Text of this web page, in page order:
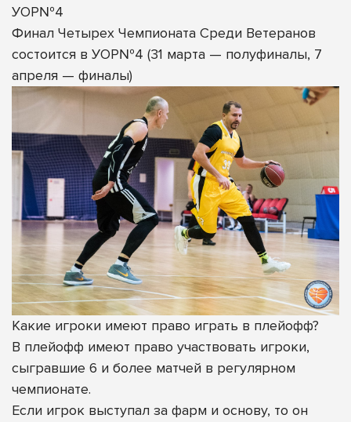
УОР№4
Финал Четырех Чемпионата Среди Ветеранов
состоится в УОР№4 (31 марта — полуфиналы, 7
апреля — финалы)
Какие игроки имеют право играть в плейофф?
В плейофф имеют право участвовать игроки,
сыгравшие 6 и более матчей в регулярном
чемпионате.
Если игрок выступал за фарм и основу, то он